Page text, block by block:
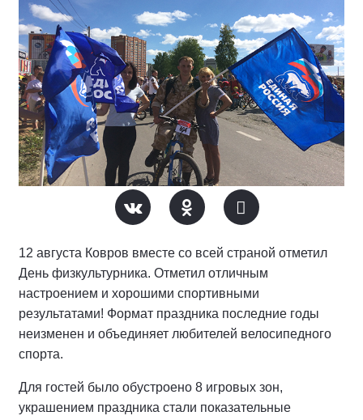
12 августа Ковров вместе со всей страной отметил
День физкультурника. Отметил отличным
настроением и хорошими спортивными
результатами! Формат праздника последние годы
неизменен и объединяет любителей велосипедного
спорта.
Для гостей было обустроено 8 игровых зон,
украшением праздника стали показательные